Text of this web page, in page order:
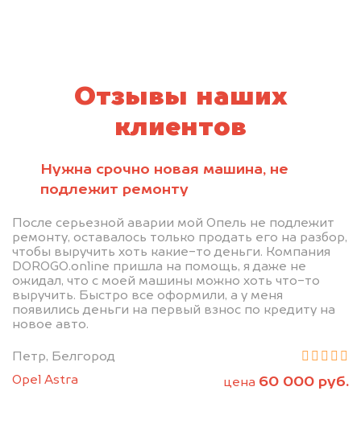
Отзывы наших
клиентов
Нужна срочно новая машина, не
подлежит ремонту
После серьезной аварии мой Опель не подлежит
ремонту, оставалось только продать его на разбор,
чтобы выручить хоть какие-то деньги. Компания
DOROGO.online пришла на помощь, я даже не
ожидал, что с моей машины можно хоть что-то
выручить. Быстро все оформили, а у меня
появились деньги на первый взнос по кредиту на
новое авто.
Петр, Белгород
Opel Astra
цена 60 000 руб.